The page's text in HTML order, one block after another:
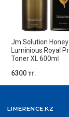
тщательно
При
глубокого
Jm Solution Honey
Luminious Royal
Toner XL 600ml
6300 тг.
LIMERENCE.KZ